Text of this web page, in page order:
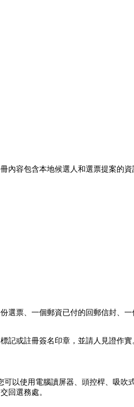
內容包含本地候選人和選票提案的
選票、一個郵資已付的回郵信封、
記或註冊簽名印章，並請人見證作實
可以使用電腦讀屏器、頭控桿、吸
回選務處。